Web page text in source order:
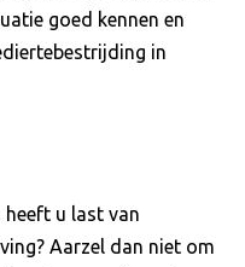
goed kennen en
in
u last van
Aarzel dan niet om